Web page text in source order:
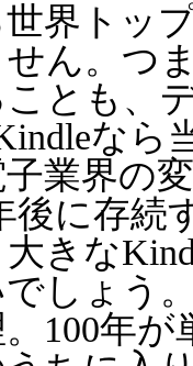
界トッ
ん。つ
とも、
な
業界の
後に存
きな
でしょう
100年